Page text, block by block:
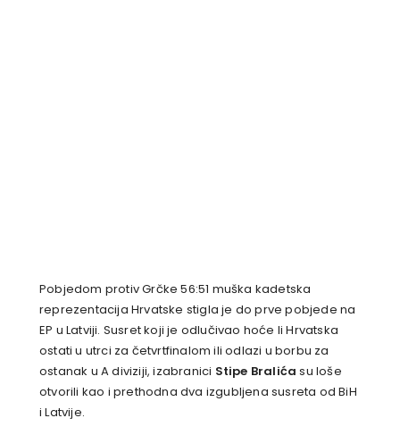
Pobjedom protiv Grčke 56:51 muška kadetska
reprezentacija Hrvatske stigla je do prve pobjede na
EP u Latviji. Susret koji je odlučivao hoće li Hrvatska
ostati u utrci za četvrtfinalom ili odlazi u borbu za
ostanak u A diviziji, izabranici Stipe Bralića su loše
otvorili kao i prethodna dva izgubljena susreta od BiH
i Latvije.